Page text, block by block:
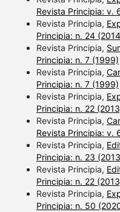
Revista Principia: v.
Revista Principia,
Principia: n. 24
Revista Principia,
Principia: n. 7 (1999)
Revista Principia,
Principia: n. 7 (1999)
Revista Principia,
Principia: n. 22
Revista Principia,
Revista Principia: v.
Revista Principia,
Principia: n. 23
Revista Principia,
Principia: n. 22
Revista Principia,
Principia: n. 50